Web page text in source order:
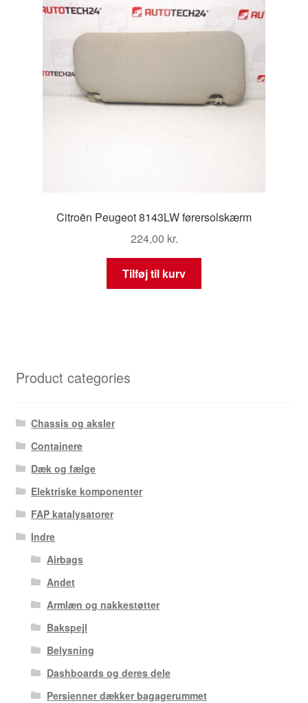
Citroën Peugeot 8143LW førersolskærm
224,00 kr.
Tilføj til kurv
Product categories
Chassis og aksler
Containere
Dæk og fælge
Elektriske komponenter
FAP katalysatorer
Indre
Airbags
Andet
Armlæn og nakkestøtter
Bakspejl
Belysning
Dashboards og deres dele
Persienner dækker bagagerummet